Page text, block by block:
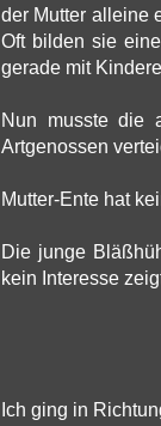
der Mutter alleine
Oft bilden sie
gerade mit
Nun musste die
Artgenossen
Mutter-Ente hat
Die junge
kein Interesse
Ich ging in